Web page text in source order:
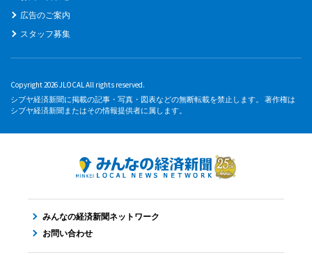
広告のご案内
スタッフ募集
Copyright 2026 JLOCAL All rights reserved.
シブヤ経済新聞に掲載の記事・写真・図表などの無断転載を禁止します。 著作権は
シブヤ経済新聞またはその情報提供者に属します。
みんなの経済新聞ネットワーク
お問い合わせ